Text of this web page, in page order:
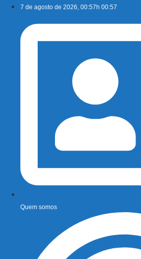
conteúdo
7 de agosto de 2026, 00:57h 00:57
Quem somos